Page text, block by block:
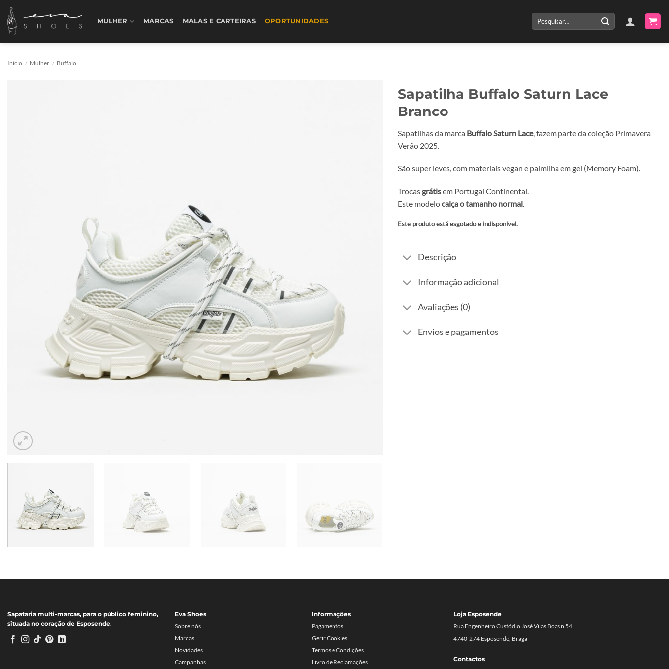
Skip
content
MULHER MARCAS MALAS E CARTEIRAS OPORTUNIDADES
Pesquisar
por:
Início / Mulher / Buffalo
Sapatilha Buffalo Saturn Lace
Branco
Sapatilhas da marca Buffalo Saturn Lace, fazem parte da coleção Primavera
Verão 2025.
São super leves, com materiais vegan e palmilha em gel (Memory Foam).
Trocas grátisem Portugal Continental.
Este modelocalça o tamanho normal.
Este produto está esgotado e indisponível.
Alternative:
Descrição
Informação adicional
Avaliações (0)
Envios e pagamentos
Sapataria multi-marcas, para o público feminino,
situada no coração de Esposende.
Eva Shoes
Sobre nós
Marcas
Novidades
Campanhas
Informações
Pagamentos
Gerir Cookies
Termos e Condições
Livro de Reclamações
Loja Esposende
Rua Engenheiro Custódio José Vilas Boas n 54
4740-274 Esposende, Braga
Contactos